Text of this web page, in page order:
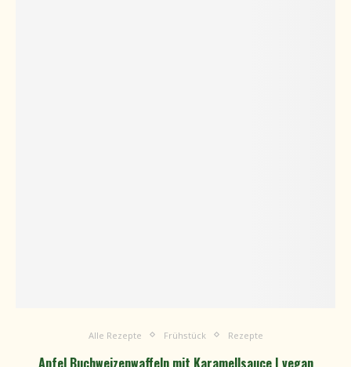
Alle Rezepte Frühstück Rezepte
Apfel Buchweizenwaffeln mit Karamellsauce | vegan